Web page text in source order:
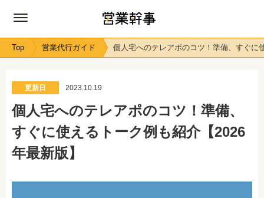
Top 営業代行ガイド 個人宅へのテレアポのコツ！準備、すぐに
更新日 2023.10.19
個人宅へのテレアポのコツ！準備、
すぐに使えるトーク例も紹介【2026
年最新版】